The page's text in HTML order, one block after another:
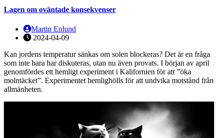
Lagen om oväntade konsekvenser
Martin Enlund
2024-04-09
Kan jordens temperatur sänkas om solen blockeras? Det är en fråga
som inte bara har diskuteras, utan nu även provats. I början av april
genomfördes ett hemligt experiment i Kalifornien för att ”öka
molntäcket”. Experimentet hemlighölls för att undvika motstånd från
allmänheten.